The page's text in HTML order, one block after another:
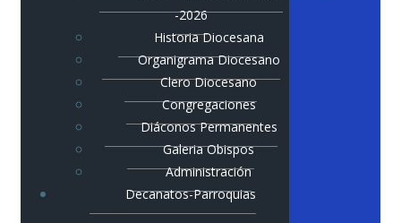
-2026
Historia Diocesana
Organigrama Diocesano
Clero Diocesano
Congregaciones
Diáconos Permanentes
Galeria Obispos
Administración
Decanatos-Parroquias